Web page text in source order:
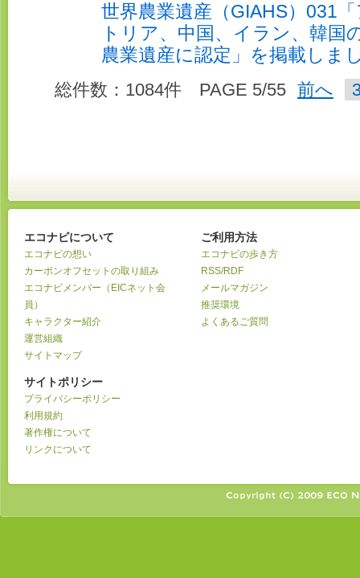
世界農業遺産（GIAHS）031
トリア、中国、イラン、韓国
農業遺産に認定」を掲載しま
総件数：1084件 PAGE 5/55 前へ
エコナビについて
エコナビの想い
カーボンオフセットの取り組み
エコナビメンバー（EICネット会
員）
キャラクター紹介
運営組織
サイトマップ
サイトポリシー
プライバシーポリシー
利用規約
著作権について
リンクについて
ご利用方法
エコナビの歩き方
RSS/RDF
メールマガジン
推奨環境
よくあるご質問